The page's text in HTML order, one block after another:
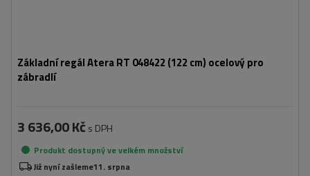
Základní regál Atera RT 048422 (122 cm) ocelový pro
zábradlí
3 636,00 Kč s DPH
Produkt dostupný ve velkém množství
Již nyní zašleme11. srpna